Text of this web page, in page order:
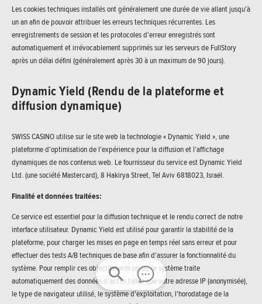
Les cookies techniques installés ont généralement une durée de vie allant jusqu'à
un an afin de pouvoir attribuer les erreurs techniques récurrentes. Les
enregistrements de session et les protocoles d'erreur enregistrés sont
automatiquement et irrévocablement supprimés sur les serveurs de FullStory
après un délai défini (généralement après 30 à un maximum de 90 jours).
Dynamic Yield (Rendu de la plateforme et
diffusion dynamique)
SWISS CASINO utilise sur le site web la technologie « Dynamic Yield », une
plateforme d'optimisation de l'expérience pour la diffusion et l'affichage
dynamiques de nos contenus web. Le fournisseur du service est Dynamic Yield
Ltd. (une société Mastercard), 8 Hakirya Street, Tel Aviv 6818023, Israël.
Finalité et données traitées:
Ce service est essentiel pour la diffusion technique et le rendu correct de notre
interface utilisateur. Dynamic Yield est utilisé pour garantir la stabilité de la
plateforme, pour charger les mises en page en temps réel sans erreur et pour
effectuer des tests A/B techniques de base afin d'assurer la fonctionnalité du
système. Pour remplir ces objectifs techniques, le système traite
automatiquement des données d'accès telles que votre adresse IP (anonymisée),
le type de navigateur utilisé, le système d'exploitation, l'horodatage de la